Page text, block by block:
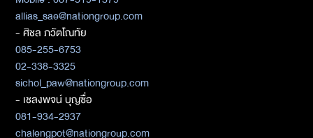
allias_sae@nationgroup.com
- ศิชล ภวัตโณทัย
085-255-6753
02-338-3325
sichol_paw@nationgroup.com
- เชลงพจน์ บุญซื่อ
081-934-2937
chalengpot@nationgroup.com